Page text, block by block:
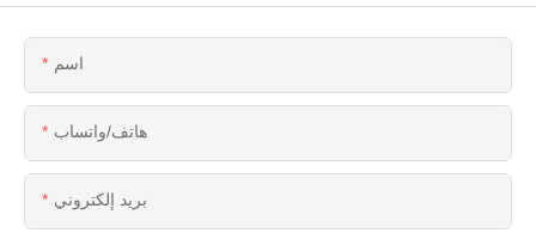
اسم
هاتف/واتساب
بريد إلكتروني